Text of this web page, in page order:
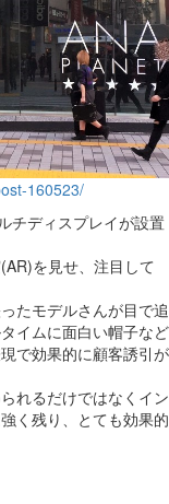
160523/
チディスプレイが設置
を見せ、注目して
たモデルさんが目で追
イムに面白い帽子など
で効果的に顧客誘引が
れるだけではなくイン
く残り、とても効果的